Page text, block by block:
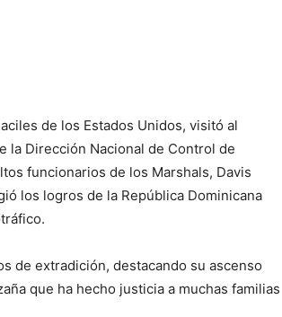
de los Estados Unidos, visitó al
la Dirección Nacional de Control de
funcionarios de los Marshals, Davis
los logros de la República Dominicana
de extradición, destacando su ascenso
que ha hecho justicia a muchas familias